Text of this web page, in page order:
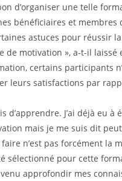
d’organiser une telle
bénéficiaires et membres
astuces pour réussir
de motivation », a-t-il laissé
certains participants
leurs satisfactions par
d’apprendre. J’ai déjà eu à
mais je me suis dit
n’est pas forcément la
sélectionné pour cette
approfondir mes